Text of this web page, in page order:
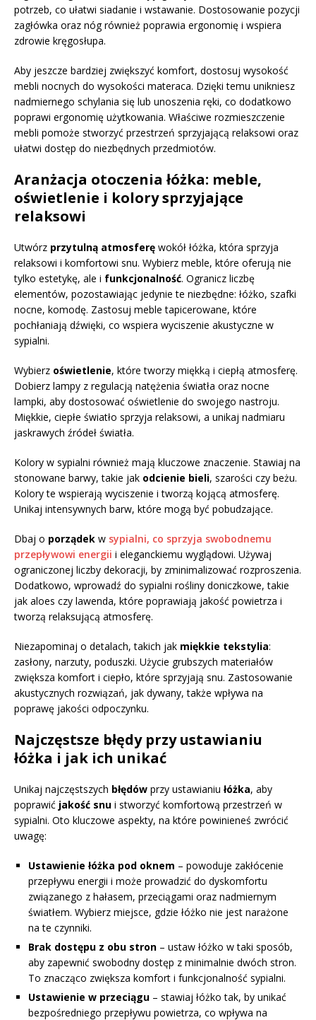
potrzeb, co ułatwi siadanie i wstawanie. Dostosowanie pozycji
zagłówka oraz nóg również poprawia ergonomię i wspiera
zdrowie kręgosłupa.
Aby jeszcze bardziej zwiększyć komfort, dostosuj wysokość
mebli nocnych do wysokości materaca. Dzięki temu unikniesz
nadmiernego schylania się lub unoszenia ręki, co dodatkowo
poprawi ergonomię użytkowania. Właściwe rozmieszczenie
mebli pomoże stworzyć przestrzeń sprzyjającą relaksowi oraz
ułatwi dostęp do niezbędnych przedmiotów.
Aranżacja otoczenia łóżka: meble,
oświetlenie i kolory sprzyjające
relaksowi
Utwórz przytulną atmosferę wokół łóżka, która sprzyja
relaksowi i komfortowi snu. Wybierz meble, które oferują nie
tylko estetykę, ale i funkcjonalność. Ogranicz liczbę
elementów, pozostawiając jedynie te niezbędne: łóżko, szafki
nocne, komodę. Zastosuj meble tapicerowane, które
pochłaniają dźwięki, co wspiera wyciszenie akustyczne w
sypialni.
Wybierz oświetlenie, które tworzy miękką i ciepłą atmosferę.
Dobierz lampy z regulacją natężenia światła oraz nocne
lampki, aby dostosować oświetlenie do swojego nastroju.
Miękkie, ciepłe światło sprzyja relaksowi, a unikaj nadmiaru
jaskrawych źródeł światła.
Kolory w sypialni również mają kluczowe znaczenie. Stawiaj na
stonowane barwy, takie jak odcienie bieli, szarości czy beżu.
Kolory te wspierają wyciszenie i tworzą kojącą atmosferę.
Unikaj intensywnych barw, które mogą być pobudzające.
Dbaj o porządek w sypialni, co sprzyja swobodnemu
przepływowi energii i eleganckiemu wyglądowi. Używaj
ograniczonej liczby dekoracji, by zminimalizować rozproszenia.
Dodatkowo, wprowadź do sypialni rośliny doniczkowe, takie
jak aloes czy lawenda, które poprawiają jakość powietrza i
tworzą relaksującą atmosferę.
Niezapominaj o detalach, takich jak miękkie tekstylia:
zasłony, narzuty, poduszki. Użycie grubszych materiałów
zwiększa komfort i ciepło, które sprzyjają snu. Zastosowanie
akustycznych rozwiązań, jak dywany, także wpływa na
poprawę jakości odpoczynku.
Najczęstsze błędy przy ustawianiu
łóżka i jak ich unikać
Unikaj najczęstszych błędów przy ustawianiu łóżka, aby
poprawić jakość snu i stworzyć komfortową przestrzeń w
sypialni. Oto kluczowe aspekty, na które powinieneś zwrócić
uwagę:
Ustawienie łóżka pod oknem – powoduje zakłócenie
przepływu energii i może prowadzić do dyskomfortu
związanego z hałasem, przeciągami oraz nadmiernym
światłem. Wybierz miejsce, gdzie łóżko nie jest narażone
na te czynniki.
Brak dostępu z obu stron – ustaw łóżko w taki sposób,
aby zapewnić swobodny dostęp z minimalnie dwóch stron.
To znacząco zwiększa komfort i funkcjonalność sypialni.
Ustawienie w przeciągu – stawiaj łóżko tak, by unikać
bezpośredniego przepływu powietrza, co wpływa na